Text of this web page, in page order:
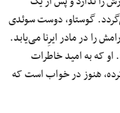
گوستاو، دوست سوئدی
را در مادر ایرِنا می‌یابد.
او که به امید خاطرات
هنوز در خواب است که